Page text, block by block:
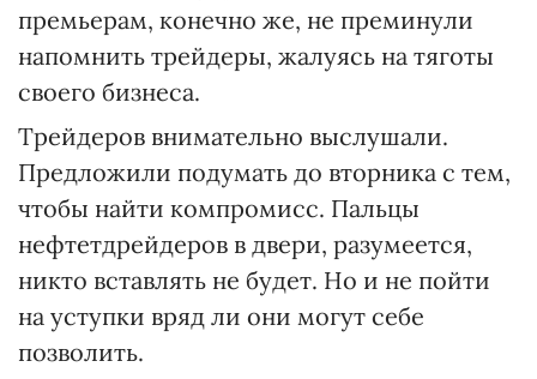
премьерам, конечно же, не преминули
напомнить трейдеры, жалуясь на тяготы
своего бизнеса.
Трейдеров внимательно выслушали.
Предложили подумать до вторника с тем,
чтобы найти компромисс. Пальцы
нефтетдрейдеров в двери, разумеется,
никто вставлять не будет. Но и не пойти
на уступки вряд ли они могут себе
позволить.